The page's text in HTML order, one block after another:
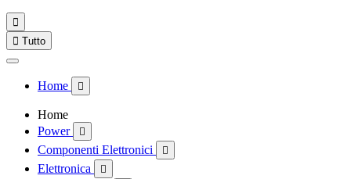

 Tutto
Home 
Home
Power

Componenti Elettronici 
Elettronica 